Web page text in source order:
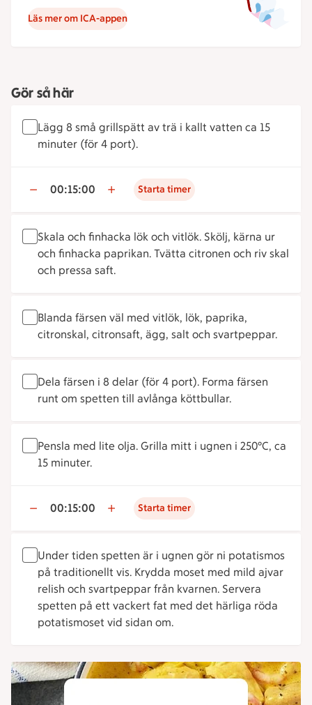
Läs mer om ICA-appen
Gör så här
Lägg 8 små grillspätt av trä i kallt vatten ca 15
minuter (för 4 port).
00:15:00 Starta timer
Skala och finhacka lök och vitlök. Skölj, kärna ur
och finhacka paprikan. Tvätta citronen och riv skal
och pressa saft.
Blanda färsen väl med vitlök, lök, paprika,
citronskal, citronsaft, ägg, salt och svartpeppar.
Dela färsen i 8 delar (för 4 port). Forma färsen
runt om spetten till avlånga köttbullar.
Pensla med lite olja. Grilla mitt i ugnen i 250°C, ca
15 minuter.
00:15:00 Starta timer
Under tiden spetten är i ugnen gör ni potatismos
på traditionellt vis. Krydda moset med mild ajvar
relish och svartpeppar från kvarnen. Servera
spetten på ett vackert fat med det härliga röda
potatismoset vid sidan om.